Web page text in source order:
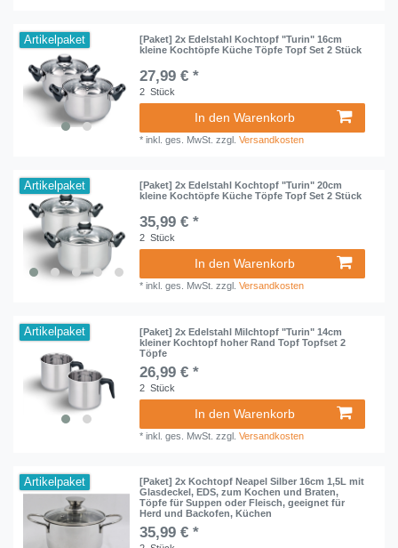
Artikelpaket
[Paket] 2x Edelstahl Kochtopf "Turin" 16cm
kleine Kochtöpfe Küche Töpfe Topf Set 2 Stück
27,99 € *
2 Stück
In den Warenkorb
*inkl. ges. MwSt. zzgl.Versandkosten
Artikelpaket
[Paket] 2x Edelstahl Kochtopf "Turin" 20cm
kleine Kochtöpfe Küche Töpfe Topf Set 2 Stück
35,99 € *
2 Stück
In den Warenkorb
*inkl. ges. MwSt. zzgl.Versandkosten
Artikelpaket
[Paket] 2x Edelstahl Milchtopf "Turin" 14cm
kleiner Kochtopf hoher Rand Topf Topfset 2
Töpfe
26,99 € *
2 Stück
In den Warenkorb
*inkl. ges. MwSt. zzgl.Versandkosten
Artikelpaket
[Paket] 2x Kochtopf Neapel Silber 16cm 1,5L mit
Glasdeckel, EDS, zum Kochen und Braten,
Töpfe für Suppen oder Fleisch, geeignet für
Herd und Backofen, Küchen
35,99 € *